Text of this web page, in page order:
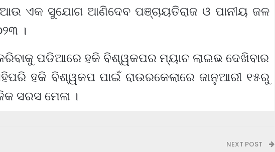
ଆଉ ଏକ ସୁଯୋଗ ଆଣିଦେବ ପଞ୍ଚାୟତିରାଜ ଓ ପାନୀୟ ଜଳ
।
ପଡିଆରେ ହକି ବିଶ୍ୱକପର ମ୍ୟାଚ ଲାଇଭ ଦେଖିବାର
ହକି ବିଶ୍ୱକପ ପାଇଁ ରାଉରକେଲାରେ ଜାନୁଆରୀ ୧୫ରୁ
ସରସ ମେଳା ।
NEXT POST